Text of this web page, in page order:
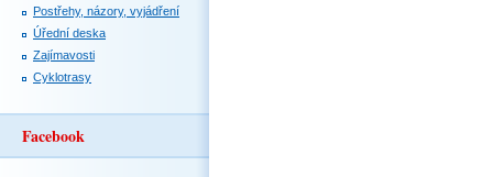
Postřehy, názory, vyjádření
Úřední deska
Zajímavosti
Cyklotrasy
Facebook